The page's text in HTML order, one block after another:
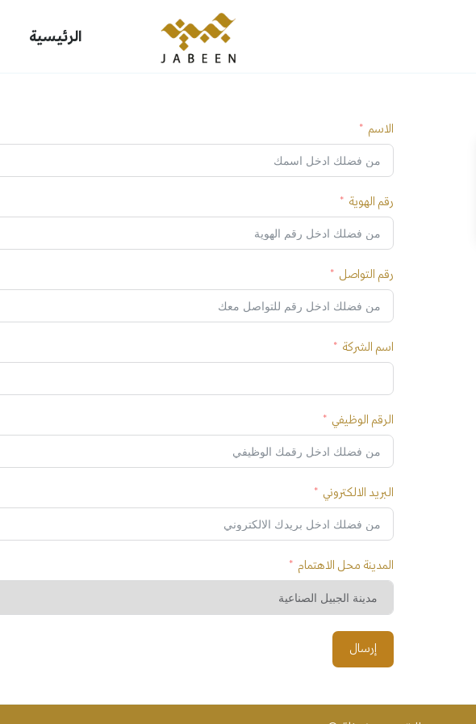
الرئيسية
الاسم
رقم الهوية
رقم التواصل
اسم الشركة
الرقم الوظيفي
البريد الالكتروني
المدينة محل الاهتمام
إرسال